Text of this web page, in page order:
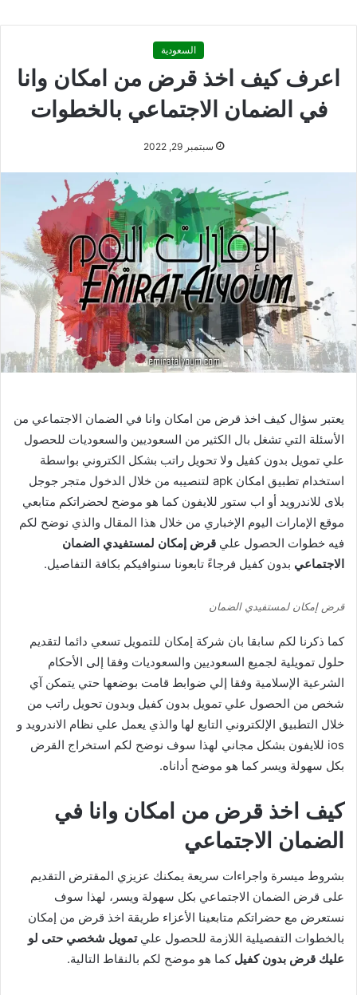
السعودية
اعرف كيف اخذ قرض من امكان وانا
في الضمان الاجتماعي بالخطوات
سبتمبر 29, 2022
يعتبر سؤال كيف اخذ قرض من امكان وانا في الضمان الاجتماعي من
الأسئلة التي تشغل بال الكثير من السعوديين والسعوديات للحصول
علي تمويل بدون كفيل ولا تحويل راتب بشكل الكتروني بواسطة
استخدام تطبيق امكان apk لتنصيبه من خلال الدخول متجر جوجل
بلاى للاندرويد أو اب ستور للايفون كما هو موضح لحضراتكم متابعي
موقع الإمارات اليوم الإخباري من خلال هذا المقال والذي نوضح لكم
فيه خطوات الحصول علي قرض إمكان لمستفيدي الضمان
الاجتماعي بدون كفيل فرجاءً تابعونا سنوافيكم بكافة التفاصيل.
قرض إمكان لمستفيدي الضمان
كما ذكرنا لكم سابقا بان شركة إمكان للتمويل تسعي دائما لتقديم
حلول تمويلية لجميع السعوديين والسعوديات وفقا إلى الأحكام
الشرعية الإسلامية وفقا إلي ضوابط قامت بوضعها حتي يتمكن آي
شخص من الحصول علي تمويل بدون كفيل وبدون تحويل راتب من
خلال التطبيق الإلكتروني التابع لها والذي يعمل علي نظام الاندرويد و
ios للايفون بشكل مجاني لهذا سوف نوضح لكم استخراج القرض
بكل سهولة ويسر كما هو موضح أداناه.
كيف اخذ قرض من امكان وانا في
الضمان الاجتماعي
بشروط ميسرة واجراءات سريعة يمكنك عزيزي المقترض التقديم
على قرض الضمان الاجتماعي بكل سهولة ويسر، لهذا سوف
نستعرض مع حضراتكم متابعينا الأعزاء طريقة اخذ قرض من إمكان
بالخطوات التفصيلية اللازمة للحصول عليتمويل شخصي حتى لو
عليك قرض بدون كفيل كما هو موضح لكم بالنقاط التالية.